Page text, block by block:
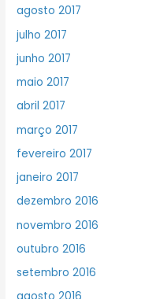
agosto 2017
julho 2017
junho 2017
maio 2017
abril 2017
março 2017
fevereiro 2017
janeiro 2017
dezembro 2016
novembro 2016
outubro 2016
setembro 2016